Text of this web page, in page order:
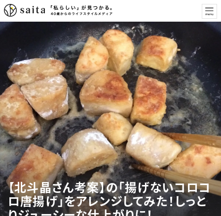
【北斗晶さん考案】の「揚げないコロコ
ロ唐揚げ」をアレンジしてみた！しっと